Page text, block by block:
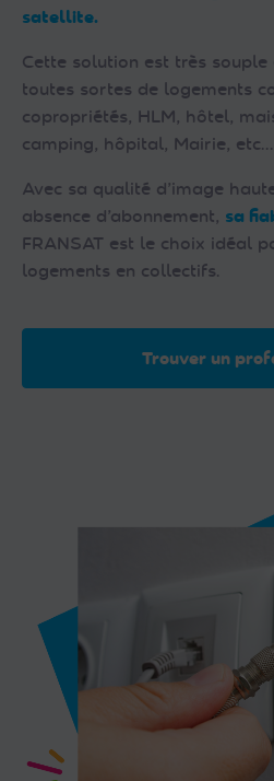
satellite.
Cette solution est très
toutes sortes de logements
copropriétés, HLM, hôtel,
camping, hôpital, Mairie,
Avec sa qualité d’image
absence d’abonnement, sa
FRANSAT est le choix idéal
logements en collectifs.
Trouver un